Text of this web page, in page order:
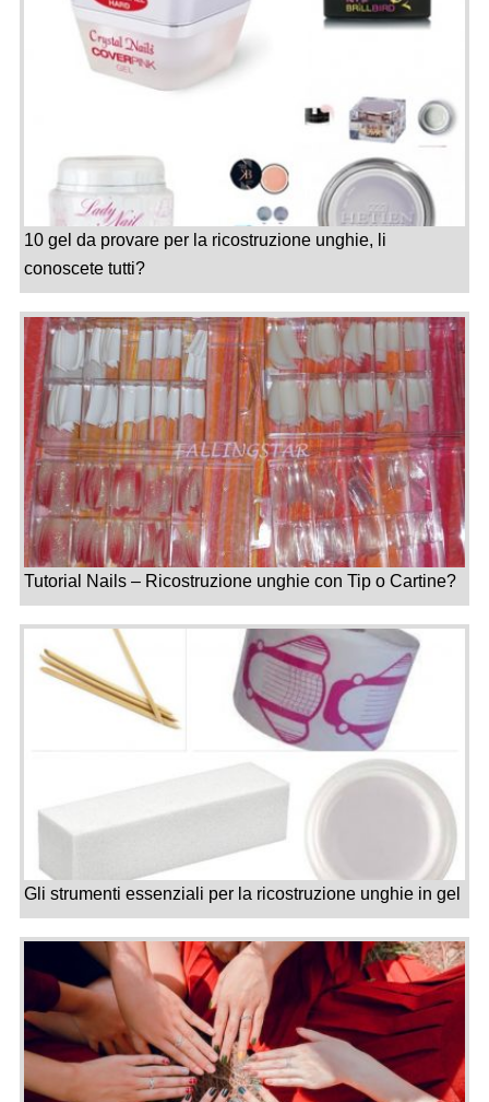
10 gel da provare per la ricostruzione unghie, li
conoscete tutti?
Tutorial Nails – Ricostruzione unghie con Tip o Cartine?
Gli strumenti essenziali per la ricostruzione unghie in gel